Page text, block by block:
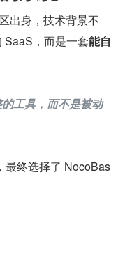
出身，技术背景不
SaaS，而是一套能自
工具，而不是被动
最终选择了 NocoBas